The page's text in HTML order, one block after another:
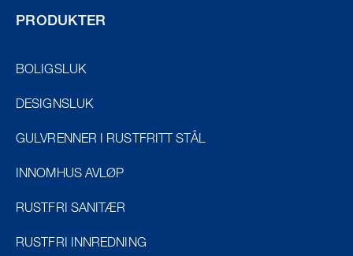
PRODUKTER
BOLIGSLUK
DESIGNSLUK
GULVRENNER I RUSTFRITT STÅL
INNOMHUS AVLØP
RUSTFRI SANITÆR
RUSTFRI INNREDNING